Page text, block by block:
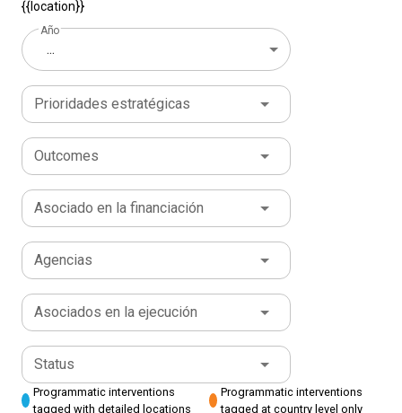
{{location}}
Año
...
Prioridades estratégicas
Outcomes
Asociado en la financiación
Agencias
Asociados en la ejecución
Status
Programmatic interventions
tagged with detailed locations
Programmatic interventions
tagged at country level only